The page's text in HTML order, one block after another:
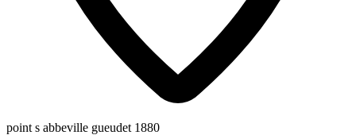
point s abbeville gueudet 1880